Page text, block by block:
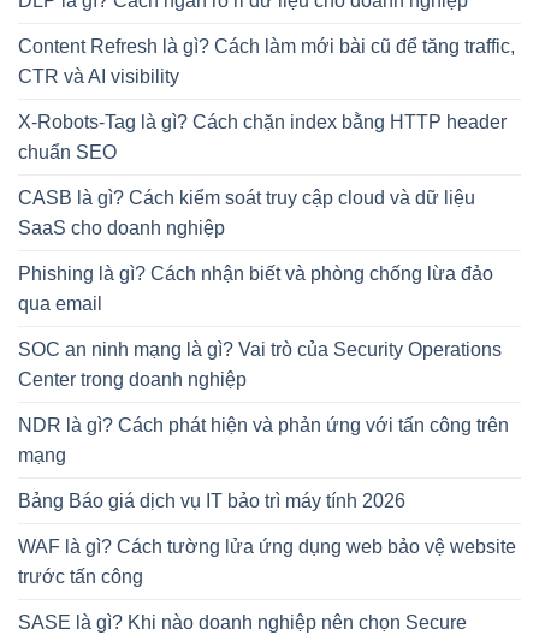
Content Refresh là gì? Cách làm mới bài cũ để tăng traffic,
CTR và AI visibility
X-Robots-Tag là gì? Cách chặn index bằng HTTP header
chuẩn SEO
CASB là gì? Cách kiểm soát truy cập cloud và dữ liệu
SaaS cho doanh nghiệp
Phishing là gì? Cách nhận biết và phòng chống lừa đảo
qua email
SOC an ninh mạng là gì? Vai trò của Security Operations
Center trong doanh nghiệp
NDR là gì? Cách phát hiện và phản ứng với tấn công trên
mạng
Bảng Báo giá dịch vụ IT bảo trì máy tính 2026
WAF là gì? Cách tường lửa ứng dụng web bảo vệ website
trước tấn công
SASE là gì? Khi nào doanh nghiệp nên chọn Secure